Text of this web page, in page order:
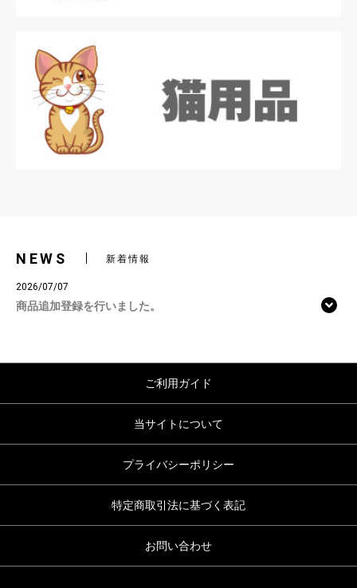
NEWS 新着情報
2026/07/07
商品追加登録を行いました。
ご利用ガイド
当サイトについて
プライバシーポリシー
特定商取引法に基づく表記
お問い合わせ